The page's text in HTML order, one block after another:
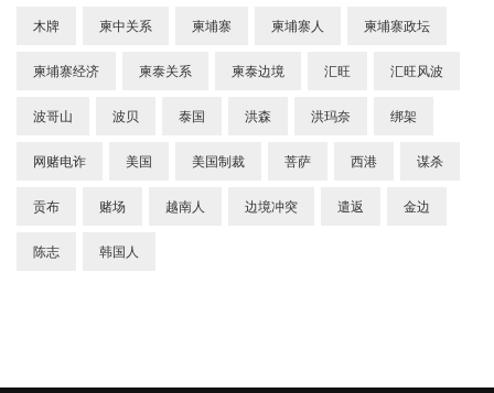
木牌 柬中关系 柬埔寨 柬埔寨人 柬埔寨政坛
柬埔寨经济 柬泰关系 柬泰边境 汇旺 汇旺风波
波哥山 波贝 泰国 洪森 洪玛奈 绑架
网赌电诈 美国 美国制裁 菩萨 西港 谋杀
贡布 赌场 越南人 边境冲突 遣返 金边
陈志 韩国人